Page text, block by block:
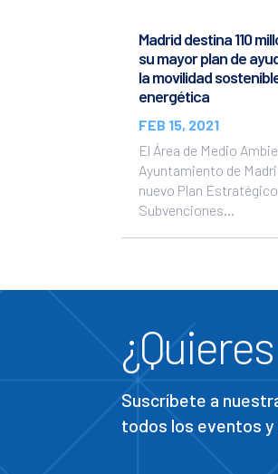
Madrid destina 110
su mayor plan de
la movilidad
energética
FEB 15, 2021
El Área de Medio
Ayuntamiento de
nuevo Plan
Subvenciones...
Suscríbete a
todos los eventos y